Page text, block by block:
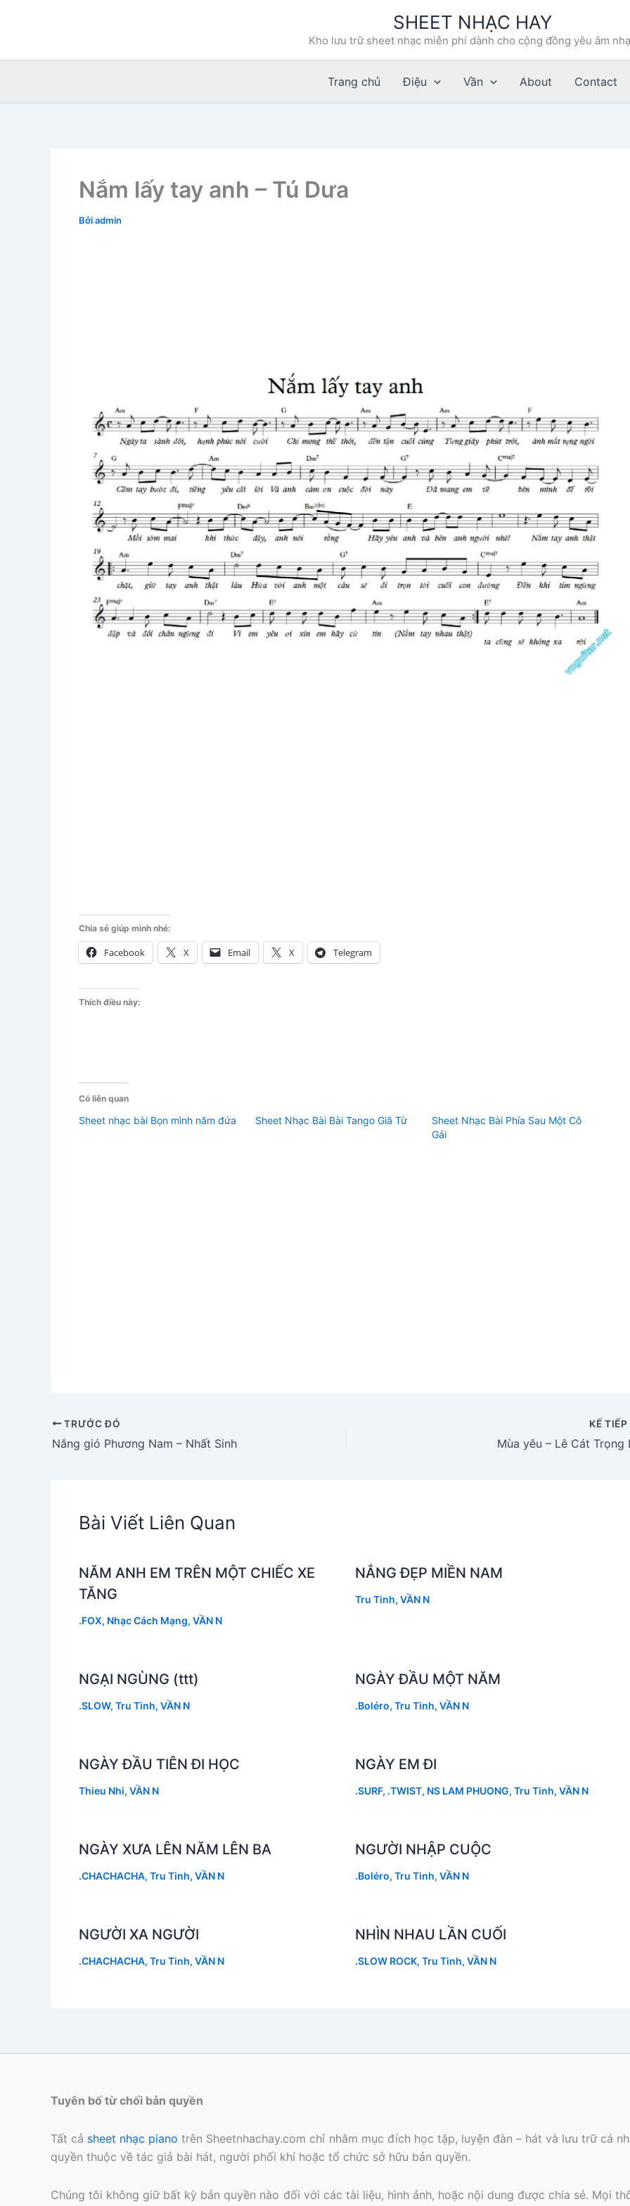
dung
SHEET NHẠC HAY
Kho lưu trữ sheet nhạc miễn phí dành cho cộng đồng yêu âm
Trang chủ Điệu Vần About Contact
Nắm lấy tay anh – Tú Dưa
Bởiadmin
Chia sẻ giúp mình nhé:
Facebook X Email X Telegram
Thích điều này:
Có liên quan
Sheet nhạc bài Bọn mình năm đứa Sheet Nhạc Bài Bài Tango Giã Từ
Sheet Nhạc Bài Phía Sau Một Cô
Gái
TRƯỚC ĐÓ
Nắng gió Phương Nam – Nhất Sinh
KẾ TIẾP
Mùa yêu – Lê Cát Trọng
Bài Viết Liên Quan
NĂM ANH EM TRÊN MỘT CHIẾC XE
TĂNG
.FOX, Nhạc Cách Mạng, VẦN N
NẮNG ĐẸP MIỀN NAM
Tru Tinh, VẦN N
NGẠI NGÙNG (ttt)
.SLOW, Tru Tinh, VẦN N
NGÀY ĐẦU MỘT NĂM
.Boléro, Tru Tinh, VẦN N
NGÀY ĐẦU TIÊN ĐI HỌC
Thieu Nhi, VẦN N
NGÀY EM ĐI
.SURF, .TWIST, NS LAM PHUONG, Tru Tinh, VẦN N
NGÀY XƯA LÊN NĂM LÊN BA
.CHACHACHA, Tru Tinh, VẦN N
NGƯỜI NHẬP CUỘC
.Boléro, Tru Tinh, VẦN N
NGƯỜI XA NGƯỜI
.CHACHACHA, Tru Tinh, VẦN N
NHÌN NHAU LẦN CUỐI
.SLOW ROCK, Tru Tinh, VẦN N
Tuyên bố từ chối bản quyền
Tất cả sheet nhạc pianotrên Sheetnhachay.com chỉ nhằm mục đích học tập, luyện đàn – hát và lưu trữ cá
quyền thuộc về tác giả bài hát, người phối khí hoặc tổ chức sở hữu bản quyền.
Chúng tôi không giữ bất kỳ bản quyền nào đối với các tài liệu, hình ảnh, hoặc nội dung được chia sẻ. Mọi